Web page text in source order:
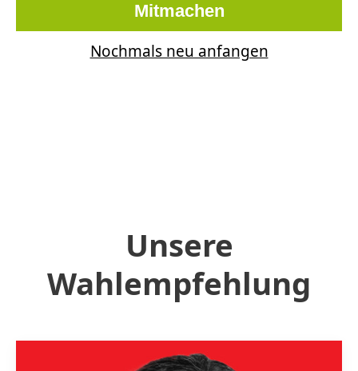
Mitmachen
Nochmals neu anfangen
Unsere
Wahlempfehlung